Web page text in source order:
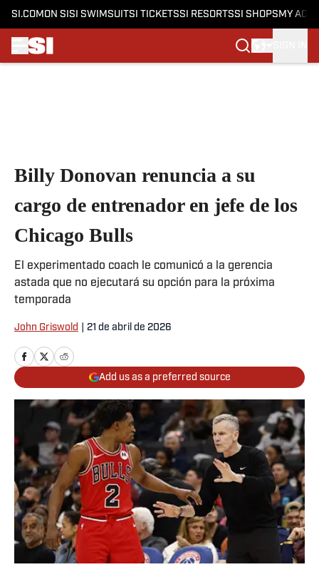
SI.COM ON SI SI SWIMSUITSI TICKETSSI RESORTSSI SHOPS MY
Billy Donovan renuncia a su
cargo de entrenador en jefe de los
Chicago Bulls
El experimentado coach le comunicó a la gerencia
astada que no ejecutará su opción para la próxima
temporada
John Griswold 21 de abril de 2026
Add us as a preferred source